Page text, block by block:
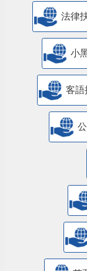
法律
小
客語